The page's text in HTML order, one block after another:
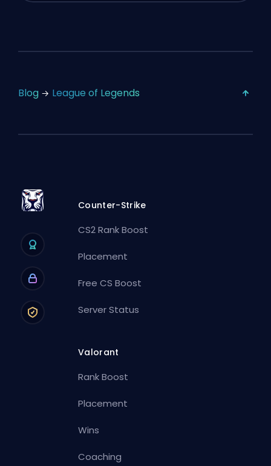
Blog League of Legends
Counter-Strike
CS2 Rank Boost
Placement
Free CS Boost
Server Status
Valorant
Rank Boost
Placement
Wins
Coaching